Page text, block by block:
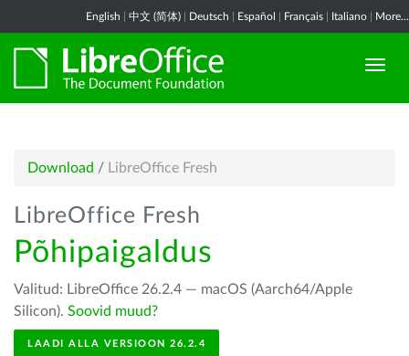
English 中文 (简体) Deutsch Español Français Italiano More...
Download / LibreOffice Fresh
LibreOffice Fresh
Põhipaigaldus
Valitud: LibreOffice 26.2.4 — macOS (Aarch64/Apple
Silicon). Soovid muud?
LAADI ALLA VERSIOON 26.2.4